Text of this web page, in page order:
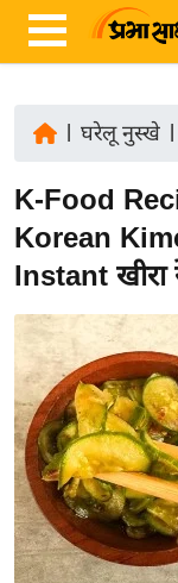
ज़ा
ख
ब
र
ष्ट्री
य
अं
त
र्रा
ष्ट्री
य
घरेलू नुस्खे
K-Food
Korean
Instant खीरा